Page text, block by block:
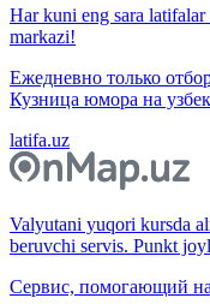
Har kuni eng sara
markazi!
Ежедневно только
Кузница юмора на
latifa.uz
Valyutani yuqori kursda
beruvchi servis. Punkt
Сервис, помогающий